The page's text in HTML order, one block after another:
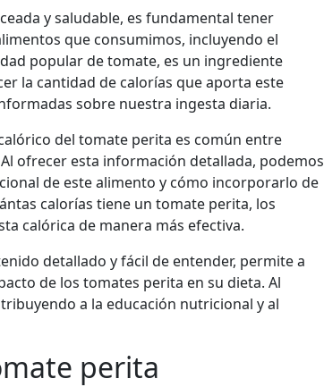
y saludable, es fundamental tener
que consumimos, incluyendo el
popular de tomate, es un ingrediente
la cantidad de calorías que aporta este
sobre nuestra ingesta diaria.
del tomate perita es común entre
ofrecer esta información detallada, podemos
de este alimento y cómo incorporarlo de
calorías tiene un tomate perita, los
calórica de manera más efectiva.
detallado y fácil de entender, permite a
de los tomates perita en su dieta. Al
a la educación nutricional y al
perita